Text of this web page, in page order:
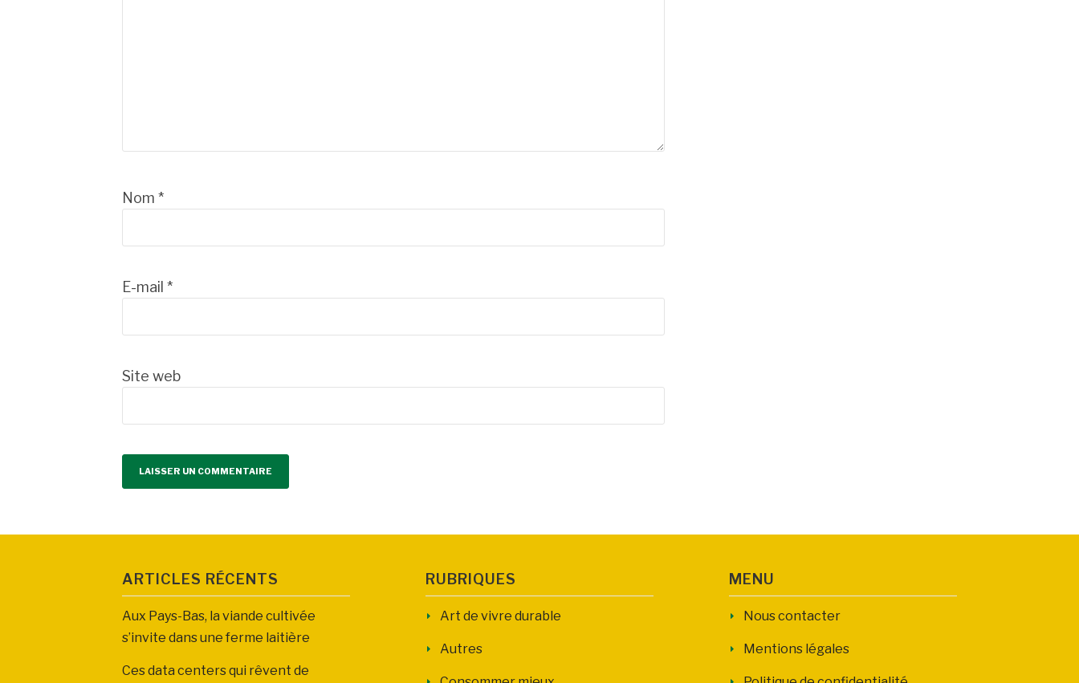
Nom *
E-mail *
Site web
ARTICLES RÉCENTS
Aux Pays-Bas, la viande cultivée
s’invite dans une ferme laitière
Ces data centers qui rêvent de
RUBRIQUES
Art de vivre durable
Autres
MENU
Nous contacter
Mentions légales